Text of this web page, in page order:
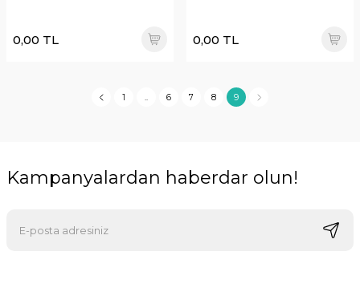
0,00 TL 0,00 TL
1 6 7 8 9
Kampanyalardan haberdar olun!